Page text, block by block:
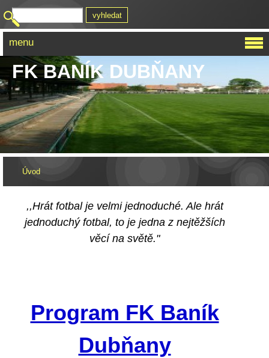
FK BANÍK DUBŇANY
Úvod
,,Hrát fotbal je velmi jednoduché. Ale hrát
jednoduchý fotbal, to je jedna z nejtěžších
věcí na světě."
Program FK Baník
Dubňany
menu